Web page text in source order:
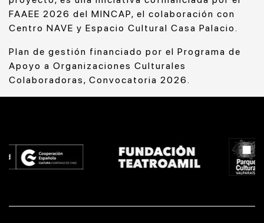
FAAEE 2026 del MINCAP, el colaboración con
Centro NAVE y Espacio Cultural Casa Palacio.
Plan de gestión financiado por el Programa de
Apoyo a Organizaciones Culturales
Colaboradoras, Convocatoria 2026.